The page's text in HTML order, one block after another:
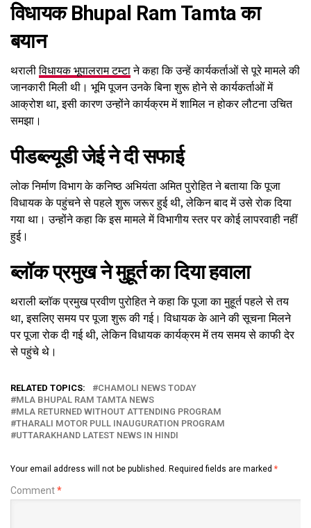
विधायक Bhupal Ram Tamta का
बयान
थरालीविधायक भूपालराम टम्टाने कहा कि उन्हें कार्यकर्ताओं से पूरे मामले की
जानकारी मिली थी। भूमि पूजन उनके बिना शुरू होने से कार्यकर्ताओं में
आक्रोश था, इसी कारण उन्होंने कार्यक्रम में शामिल न होकर लौटना उचित
समझा।
पीडब्ल्यूडी जेई ने दी सफाई
लोक निर्माण विभाग के कनिष्ठ अभियंता अमित पुरोहित ने बताया कि पूजा
विधायक के पहुंचने से पहले शुरू जरूर हुई थी, लेकिन बाद में उसे रोक दिया
गया था। उन्होंने कहा कि इस मामले में विभागीय स्तर पर कोई लापरवाही नहीं
हुई।
ब्लॉक प्रमुख ने मुहूर्त का दिया हवाला
थराली ब्लॉक प्रमुख प्रवीण पुरोहित ने कहा कि पूजा का मुहूर्त पहले से तय
था, इसलिए समय पर पूजा शुरू की गई। विधायक के आने की सूचना मिलने
पर पूजा रोक दी गई थी, लेकिन विधायक कार्यक्रम में तय समय से काफी देर
से पहुंचे थे।
RELATED TOPICS:
CHAMOLI NEWS TODAY
MLA BHUPAL RAM TAMTA NEWS
MLA RETURNED WITHOUT ATTENDING PROGRAM
THARALI MOTOR PULL INAUGURATION PROGRAM
UTTARAKHAND LATEST NEWS IN HINDI
Your email address will not be published. Required fields are marked *
Comment*